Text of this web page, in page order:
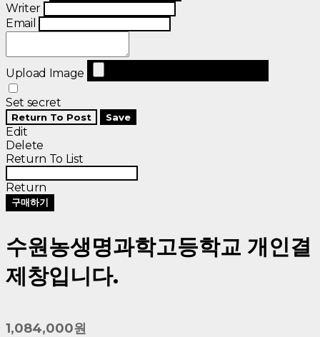
Writer
Email
Upload Image
Set secret
Return To Post Save
Edit
Delete
Return To List
Return
구매하기
수원농생명과학고등학교 개인결
제창입니다.
1,084,000원